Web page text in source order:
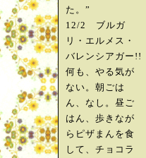
た。”
12/2 ブルガ
リ・エルメス・
バレンシアガー!!
何も、やる気が
ない。朝ごは
ん、なし。昼ご
はん、歩きなが
らピザまんを食
して、チョコラ